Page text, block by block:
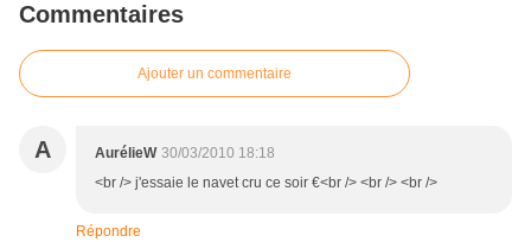
Commentaires
Ajouter un commentaire
A AurélieW 30/03/2010 18:18
<br /> j'essaie le navet cru ce soir €<br /> <br /> <br />
Répondre